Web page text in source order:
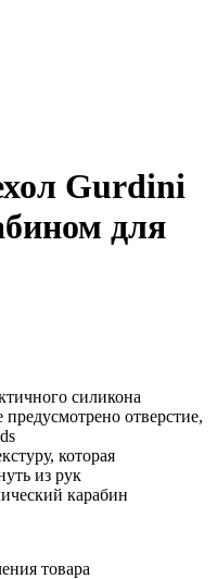
Gurdini
для
силикона
отверстие,
которая
из рук
карабин
товара